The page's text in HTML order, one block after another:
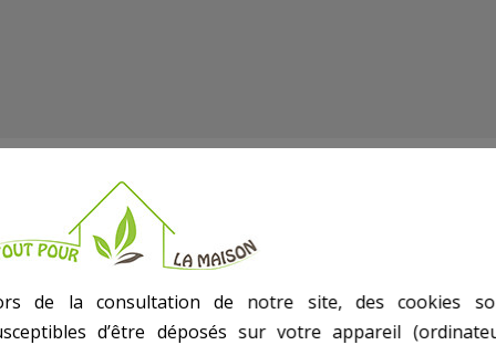
de la consultation de notre site, des cookies
d’être déposés sur votre appareil